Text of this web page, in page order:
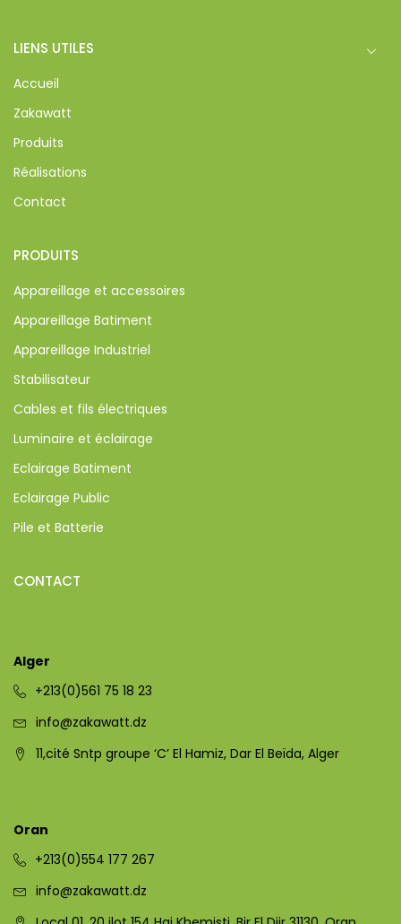
LIENS UTILES
Accueil
Zakawatt
Produits
Réalisations
Contact
PRODUITS
Appareillage et accessoires
Appareillage Batiment
Appareillage Industriel
Stabilisateur
Cables et fils électriques
Luminaire et éclairage
Eclairage Batiment
Eclairage Public
Pile et Batterie
CONTACT
Alger
+213(0)561 75 18 23
info@zakawatt.dz
11,cité Sntp groupe ‘C’ El Hamiz, Dar El Beïda, Alger
Oran
+213(0)554 177 267
info@zakawatt.dz